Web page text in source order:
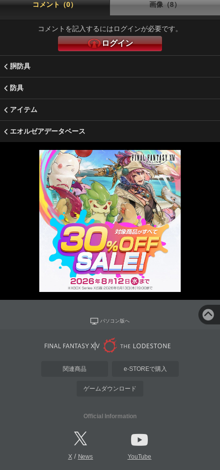
コメント（0） 画像（8）
コメントを記入するにはログインが必要です。
ログイン
胴防具
防具
アイテム
エオルゼアデータベース
パソコン版へ
関連商品 e-STOREで購入
ゲームダウンロード
Official Information
X/ News YouTube